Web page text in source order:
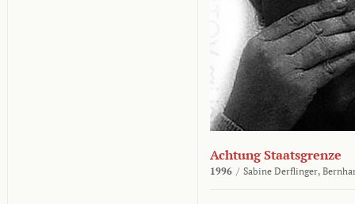
Achtung Staatsgrenze
1996 / Sabine Derflinger,